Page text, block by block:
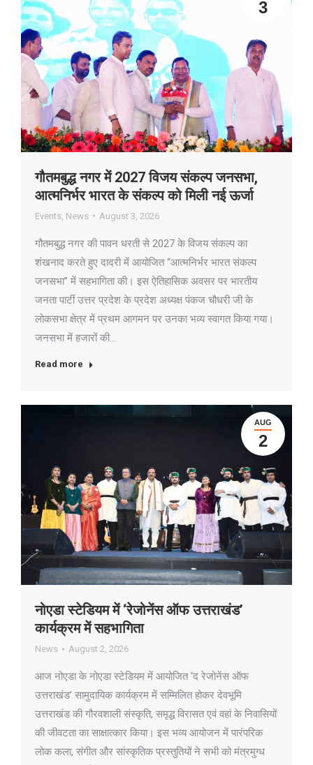
3
गौतमबुद्ध नगर में 2027 विजय संकल्प जनसभा,
आत्मनिर्भर भारत के संकल्प को मिली नई ऊर्जा
Events News August 3, 2026
गौतमबुद्ध नगर की पावन धरती से 2027 के विजय संकल्प का
शंखनाद करते हुए दादरी में आयोजित “आत्मनिर्भर भारत संकल्प
जनसभा” में सहभागिता की। इस ऐतिहासिक अवसर पर भारतीय
जनता पार्टी उत्तर प्रदेश के प्रदेश अध्यक्ष पंकज चौधरी जी के
लोकसभा क्षेत्र में प्रथम आगमन पर उनका भव्य स्वागत किया गया।
जनसभा में हजारों की…
Read more
AUG
2
नोएडा स्टेडियम में ‘रेजोनेंस ऑफ उत्तराखंड’
कार्यक्रम में सहभागिता
News August 2, 2026
आज नोएडा के नोएडा स्टेडियम में आयोजित ‘द रेजोनेंस ऑफ
उत्तराखंड’ सामुदायिक कार्यक्रम में सम्मिलित होकर देवभूमि
उत्तराखंड की गौरवशाली संस्कृति, समृद्ध विरासत एवं वहां के निवासियों
की जीवटता का साक्षात्कार किया। इस भव्य आयोजन में पारंपरिक
लोक कला, संगीत और सांस्कृतिक प्रस्तुतियों ने सभी को मंत्रमुग्ध